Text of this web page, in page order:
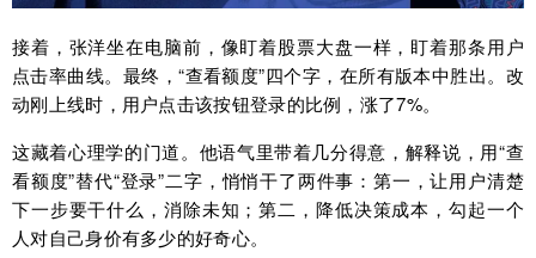
接着，张洋坐在电脑前，像盯着股票大盘一样，盯着那条用户
点击率曲线。最终，“查看额度”四个字，在所有版本中胜出。改
动刚上线时，用户点击该按钮登录的比例，涨了7%。
这藏着心理学的门道。他语气里带着几分得意，解释说，用“查
看额度”替代“登录”二字，悄悄干了两件事：第一，让用户清楚
下一步要干什么，消除未知；第二，降低决策成本，勾起一个
人对自己身价有多少的好奇心。